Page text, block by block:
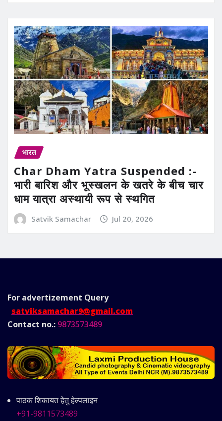
भारत
Char Dham Yatra Suspended :-
भारी बारिश और भूस्खलन के खतरे के बीच चार
धाम यात्रा अस्थायी रूप से स्थगित
Satvik Samachar Jul 20, 2026
For advertizement Query
satviksamachar9@gmail.com
Contact no.: 9873573489
पाठक शिकायत हेतु हेल्पलाइन
+91-9811573489